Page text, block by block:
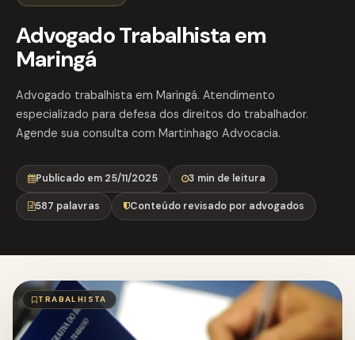
Advogado Trabalhista em
Maringá
Advogado trabalhista em Maringá. Atendimento
especializado para defesa dos direitos do trabalhador.
Agende sua consulta com Martinhago Advocacia.
Publicado em 25/11/2025 3 min de leitura
587 palavras Conteúdo revisado por advogados
TRABALHISTA